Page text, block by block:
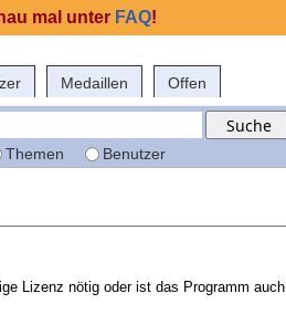
Medaillen Offen
Themen Benutzer
Lizenz nötig oder ist das Programm auch
mal unter FAQ!